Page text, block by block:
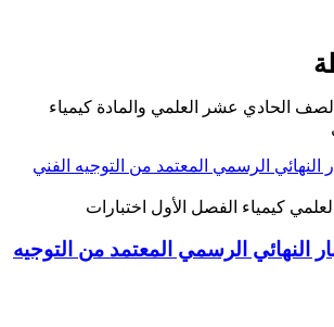
الحادي عشر العلمي والمادة كيمياء
كيمياء الفصل الأول اختبارات
النهائي الرسمي المعتمد من التوجيه